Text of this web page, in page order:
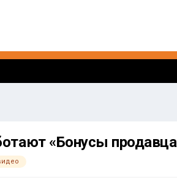
«Бонусы